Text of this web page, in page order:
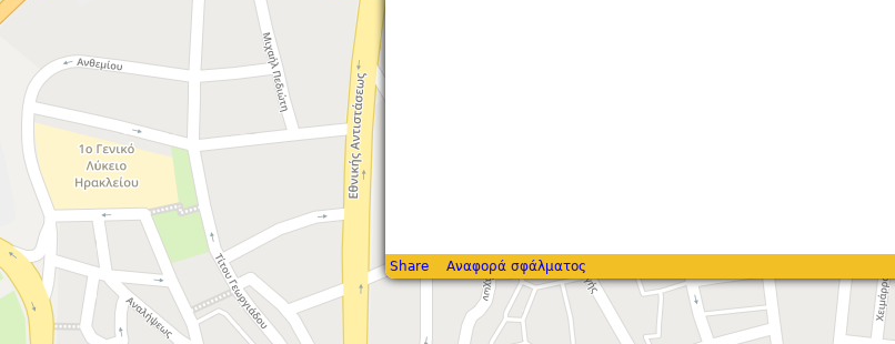
Share Αναφορά σφάλματος